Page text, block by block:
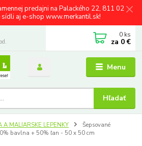
predajni na Palackého 22, 811 02
aj e-shop www.merkantil.sk!
Menu
Hľadať
0 ks
za 0 €
A MALIARSKE LEPENKY
Šepsované
bavlna + 50% ľan - 50 x 50 cm